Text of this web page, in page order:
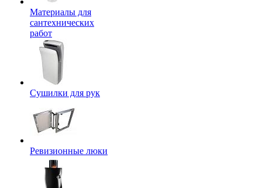
Материалы для
сантехнических
работ
Сушилки для рук
Ревизионные люки